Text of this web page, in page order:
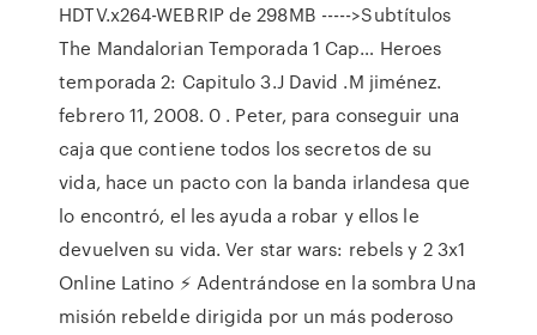
HDTV.x264-WEBRIP de 298MB ----->Subtítulos
The Mandalorian Temporada 1 Cap… Heroes
temporada 2: Capitulo 3.J David .M jiménez.
febrero 11, 2008. 0 . Peter, para conseguir una
caja que contiene todos los secretos de su
vida, hace un pacto con la banda irlandesa que
lo encontró, el les ayuda a robar y ellos le
devuelven su vida. Ver star wars: rebels y 2 3x1
Online Latino ⚡ Adentrándose en la sombra Una
misión rebelde dirigida por un más poderoso